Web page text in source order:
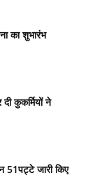
का शुभारंभ
कुकर्मियों ने
जारी किए